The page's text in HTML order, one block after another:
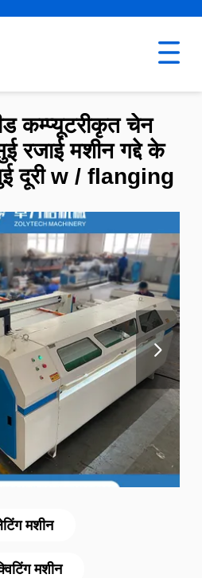
मशीन
मशीन
कम्प्यूटरीकृत चेन
रजाई मशीन गद्दे के
दूरी w / flanging